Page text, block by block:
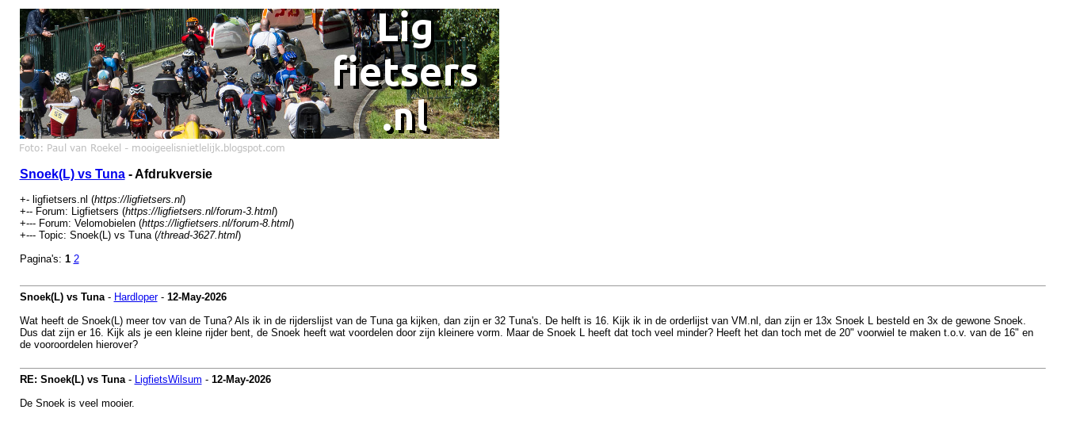
Snoek(L) vs Tuna- Afdrukversie
+- ligfietsers.nl (https://ligfietsers.nl)
+-- Forum: Ligfietsers (https://ligfietsers.nl/forum-3.html)
+--- Forum: Velomobielen (https://ligfietsers.nl/forum-8.html)
+--- Topic: Snoek(L) vs Tuna (/thread-3627.html)
Pagina's: 1 2
Snoek(L) vs Tuna- Hardloper- 12-May-2026
Wat heeft de Snoek(L) meer tov van de Tuna? Als ik in de rijderslijst van de Tuna ga kijken, dan zijn er 32 Tuna's. De helft is 16. Kijk ik in de orderlijst van VM.nl, dan zijn er 13x Snoek L besteld en 3x de gewone Snoek.
Dus dat zijn er 16. Kijk als je een kleine rijder bent, de Snoek heeft wat voordelen door zijn kleinere vorm. Maar de Snoek L heeft dat toch veel minder? Heeft het dan toch met de 20" voorwiel te maken t.o.v. van de 16" en
de vooroordelen hierover?
RE: Snoek(L) vs Tuna- LigfietsWilsum - 12-May-2026
De Snoek is veel mooier.